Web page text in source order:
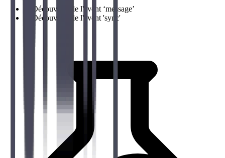
Découverte de l'event ‘message’
Découverte de l'évent 'sync'